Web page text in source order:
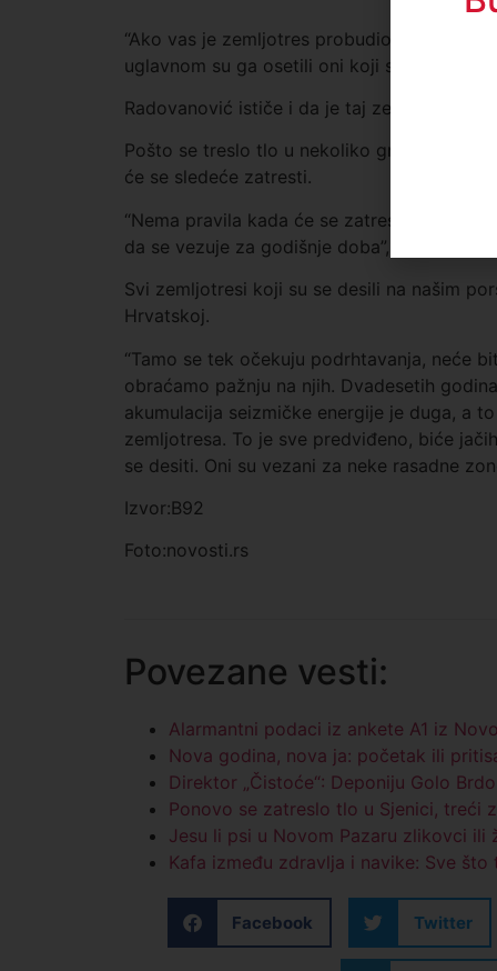
“Ako vas je zemljotres probudio to znači
uglavnom su ga osetili oni koji su se
Radovanović ističe i da je taj zemljotres
Pošto se treslo tlo u nekoliko gradova,
će se sledeće zatresti.
“Nema pravila kada će se zatresti. Jaki
da se vezuje za godišnje doba”, kaže
Svi zemljotresi koji su se desili na našim
Hrvatskoj.
“Tamo se tek očekuju podrhtavanja, neće
obraćamo pažnju na njih. Dvadesetih
akumulacija seizmičke energije je duga, a
zemljotresa. To je sve predviđeno, biće
se desiti. Oni su vezani za neke rasadne
Izvor:B92
Foto:novosti.rs
Povezane vesti:
Alarmantni podaci iz ankete A1 iz
Nova godina, nova ja: početak ili
Direktor „Čistoće“: Deponiju Golo
Ponovo se zatreslo tlo u Sjenici, treći
Jesu li psi u Novom Pazaru zlikovci ili
Kafa između zdravlja i navike: Sve
Facebook Twitter